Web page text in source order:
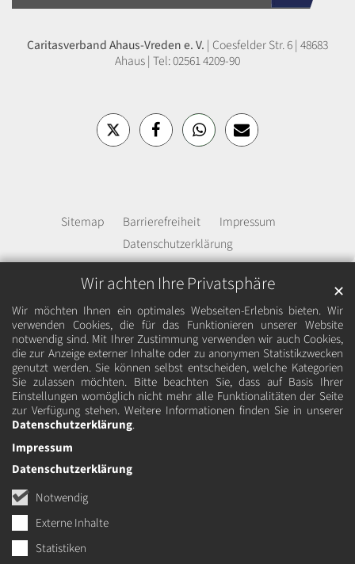
Wir achten Ihre Privatsphäre
Wir möchten Ihnen ein optimales Webseiten-Erlebnis bieten. Wir
verwenden Cookies, die für das Funktionieren unserer Website
notwendig sind. Mit Ihrer Zustimmung verwenden wir auch Cookies,
die zur Anzeige externer Inhalte oder zu anonymen Statistikzwecken
genutzt werden. Sie können selbst entscheiden, welche Kategorien
Sie zulassen möchten. Bitte beachten Sie, dass auf Basis Ihrer
Einstellungen womöglich nicht mehr alle Funktionalitäten der Seite
zur Verfügung stehen. Weitere Informationen finden Sie in unserer
Datenschutzerklärung.
Notwendig
Externe Inhalte
Statistiken
✕
Impressum
Datenschutzerklärung
Caritasverband Ahaus-Vreden e. V. | Coesfelder Str. 6 | 48683
Ahaus | Tel: 02561 4209-90
Sitemap Barrierefreiheit
Impressum
Datenschutzerklärung